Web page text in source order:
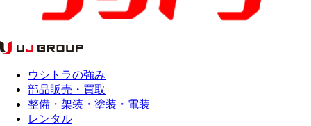
ウシトラの強み
部品販売・買取
整備・架装・塗装・電装
レンタル